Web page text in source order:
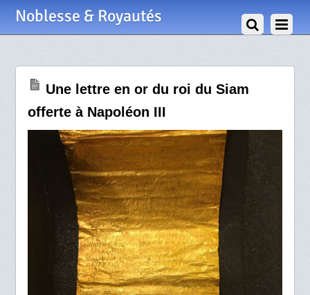
Noblesse & Royautés
Une lettre en or du roi du Siam
offerte à Napoléon III